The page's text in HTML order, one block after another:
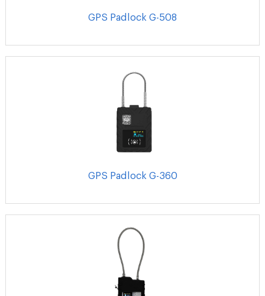
GPS Padlock G-508
GPS Padlock G-360